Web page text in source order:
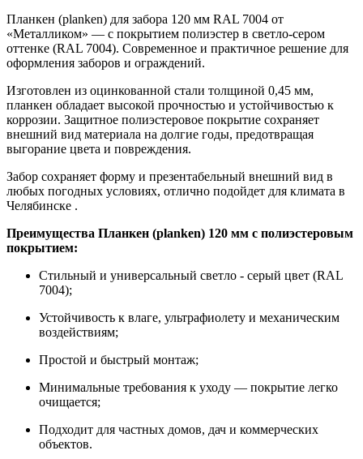
Планкен (planken) для забора 120 мм RAL 7004 от
«Металликом» — с покрытием полиэстер в светло-сером
оттенке (RAL 7004). Современное и практичное решение для
оформления заборов и ограждений.
Изготовлен из оцинкованной стали толщиной 0,45 мм,
планкен обладает высокой прочностью и устойчивостью к
коррозии. Защитное полиэстеровое покрытие сохраняет
внешний вид материала на долгие годы, предотвращая
выгорание цвета и повреждения.
Забор сохраняет форму и презентабельный внешний вид в
любых погодных условиях, отлично подойдет для климата в
Челябинске .
Преимущества Планкен (planken) 120 мм с полиэстеровым
покрытием:
Стильный и универсальный светло - серый цвет (RAL
7004);
Устойчивость к влаге, ультрафиолету и механическим
воздействиям;
Простой и быстрый монтаж;
Минимальные требования к уходу — покрытие легко
очищается;
Подходит для частных домов, дач и коммерческих
объектов.